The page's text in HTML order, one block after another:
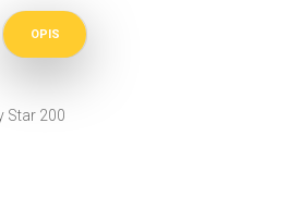
OPIS
Star 200